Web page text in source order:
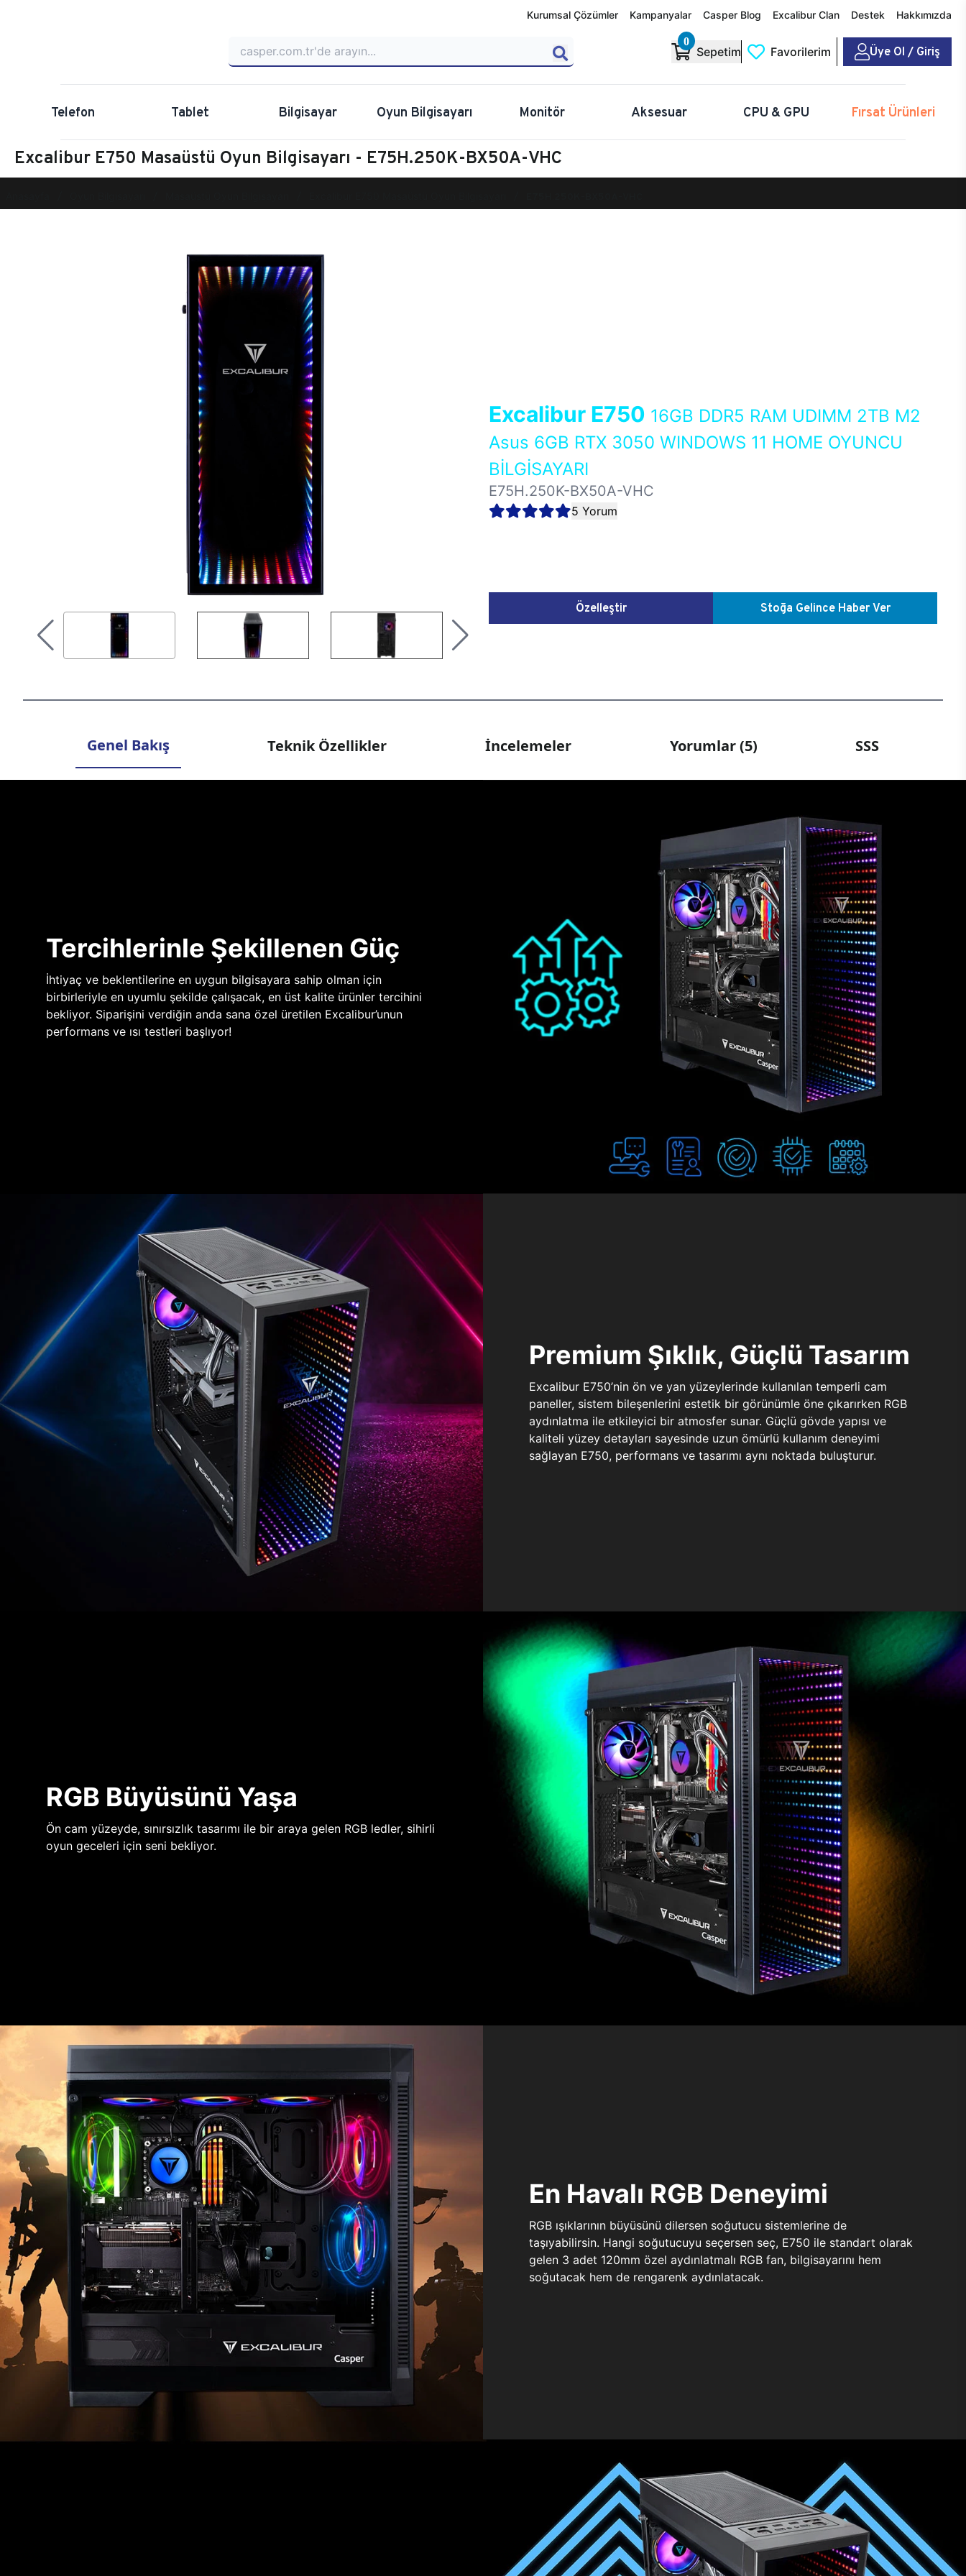
Kurumsal Çözümler Kampanyalar Casper Blog Excalibur Clan Destek Hakkımızda
0
Sepetim Favorilerim Üye Ol / Giriş
Telefon Tablet Bilgisayar Oyun Bilgisayarı Monitör Aksesuar CPU & GPU Fırsat Ürünleri
Excalibur E750 Masaüstü Oyun Bilgisayarı - E75H.250K-BX50A-VHC
Excalibur E750 16GB DDR5 RAM UDIMM 2TB M2
Asus 6GB RTX 3050 WINDOWS 11 HOME OYUNCU
BİLGİSAYARI
E75H.250K-BX50A-VHC
5 Yorum
Özelleştir Stoğa Gelince Haber Ver
Genel Bakış Teknik Özellikler İncelemeler Yorumlar (5) SSS
Tercihlerinle Şekillenen Güç
İhtiyaç ve beklentilerine en uygun bilgisayara sahip olman için
birbirleriyle en uyumlu şekilde çalışacak, en üst kalite ürünler tercihini
bekliyor. Siparişini verdiğin anda sana özel üretilen Excalibur’unun
performans ve ısı testleri başlıyor!
Premium Şıklık, Güçlü Tasarım
Excalibur E750’nin ön ve yan yüzeylerinde kullanılan temperli cam
paneller, sistem bileşenlerini estetik bir görünümle öne çıkarırken RGB
aydınlatma ile etkileyici bir atmosfer sunar. Güçlü gövde yapısı ve
kaliteli yüzey detayları sayesinde uzun ömürlü kullanım deneyimi
sağlayan E750, performans ve tasarımı aynı noktada buluşturur.
RGB Büyüsünü Yaşa
Ön cam yüzeyde, sınırsızlık tasarımı ile bir araya gelen RGB ledler, sihirli
oyun geceleri için seni bekliyor.
En Havalı RGB Deneyimi
RGB ışıklarının büyüsünü dilersen soğutucu sistemlerine de
taşıyabilirsin. Hangi soğutucuyu seçersen seç, E750 ile standart olarak
gelen 3 adet 120mm özel aydınlatmalı RGB fan, bilgisayarını hem
soğutacak hem de rengarenk aydınlatacak.